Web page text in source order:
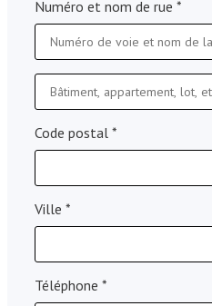
Numéro et nom de rue *
Code postal *
Ville *
Téléphone *